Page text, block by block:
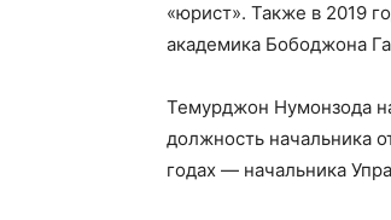
«юрист». Также в 2019
академика Бободжона
Темурджон Нумонзода
должность начальника
годах — начальника